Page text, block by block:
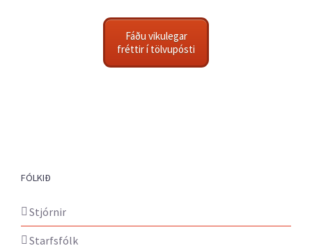
Fáðu vikulegar
fréttir í tölvupósti
FÓLKIÐ
Stjórnir
Starfsfólk